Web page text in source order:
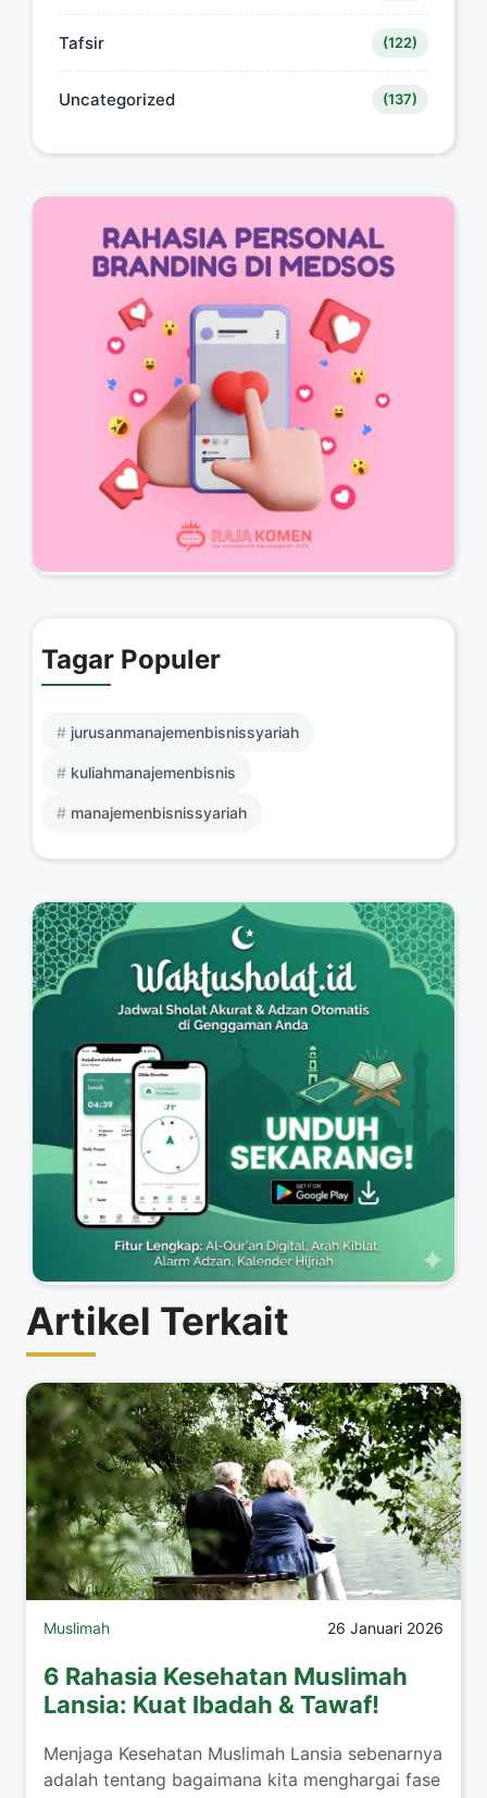
Tafsir (122)
Uncategorized (137)
Tagar Populer
jurusanmanajemenbisnissyariah
kuliahmanajemenbisnis
manajemenbisnissyariah
Artikel Terkait
Muslimah 26 Januari 2026
6 Rahasia Kesehatan Muslimah
Lansia: Kuat Ibadah & Tawaf!
​Menjaga Kesehatan Muslimah Lansia sebenarnya
adalah tentang bagaimana kita menghargai fase